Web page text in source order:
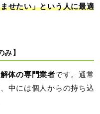
せたい」という人に最適
】
体の専門業者です。通常
中には個人からの持ち込